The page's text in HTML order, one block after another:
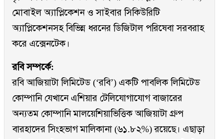
মোবাইল অ্যাপ্লিকেশন ও সাইবার সিকিউরিটি
অ্যাপ্লিকেশনসহ বিভিন্ন ধরনের ডিজিটাল পরিষেবা সরবরাহ
করে এক্সেনটেক।
রবি সম্পর্কে:
রবি আজিয়াটা লিমিটেড (‘রবি’) একটি পাবলিক লিমিটেড
কোম্পানি যেখানে এশিয়ার টেলিযোগাযোগ বাজারের
অন্যতম কোম্পানি মালয়েশিয়াভিত্তিক আজিয়াটা গ্রুপ
বারহাদের সিংহভাগ মালিকানা (৬১.৮২%) রয়েছে। এছাড়া